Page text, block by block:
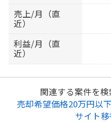
売上/月（直
近）
利益/月（直
近）
関連する案件を検
売却希望価格20万円以下
サイト